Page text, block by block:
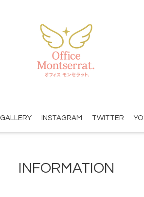
GALLERY INSTAGRAM TWITTER
INFORMATION